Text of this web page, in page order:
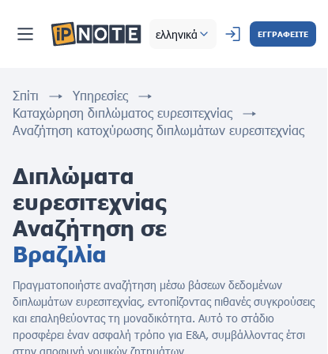
ελληνικά ΕΓΓΡΑΦΕΙΤΕ
Σπίτι
Υπηρεσίες
Καταχώρηση διπλώματος ευρεσιτεχνίας
Αναζήτηση κατοχύρωσης διπλωμάτων ευρεσιτεχνίας
Διπλώματα
ευρεσιτεχνίας
Αναζήτηση σε
Βραζιλία
Πραγματοποιήστε αναζήτηση μέσω βάσεων δεδομένων
διπλωμάτων ευρεσιτεχνίας, εντοπίζοντας πιθανές συγκρούσεις
και επαληθεύοντας τη μοναδικότητα. Αυτό το στάδιο
προσφέρει έναν ασφαλή τρόπο για Ε&Α, συμβάλλοντας έτσι
στην αποφυγή νομικών ζητημάτων